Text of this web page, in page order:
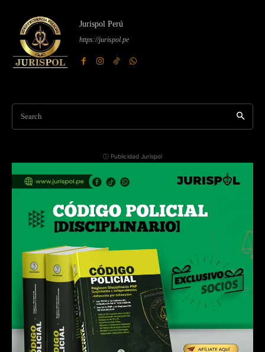
Jurispol Perú
https://jurispol.pe
Search
ⓘ Publicidad Jurispol